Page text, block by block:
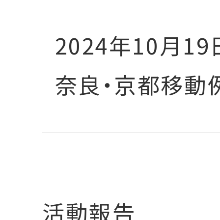
2024年10月19
奈良・京都移動
活動報告